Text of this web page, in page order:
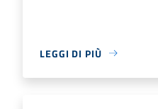
LEGGI DI PIÙ